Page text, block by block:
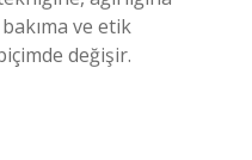
ve etik
değişir.